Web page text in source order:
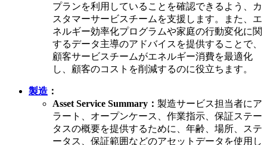
プランを利用していることを確認できるよう、カ
スタマーサービスチームを支援します。また、エ
ネルギー効率化プログラムや家庭の行動変化に関
するデータ主導のアドバイスを提供することで、
顧客サービスチームがエネルギー消費を最適化
し、顧客のコストを削減するのに役立ちます。
製造 ：
Asset Service Summary： 製造サービス担当者にア
ラート、オープンケース、作業指示、保証ステー
タスの概要を提供するために、年齢、場所、ステ
ータス、保証範囲などのアセットデータを使用し